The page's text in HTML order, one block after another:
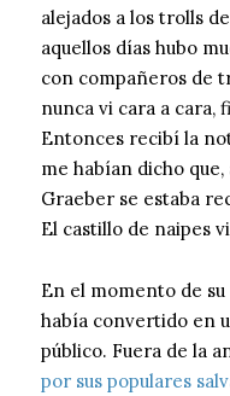
alejados a los trolls
aquellos días hubo
con compañeros de
nunca vi cara a cara,
Entonces recibí la
me habían dicho
Graeber se estaba
El castillo de naipes
En el momento de
había convertido en
público. Fuera de la
por sus populares